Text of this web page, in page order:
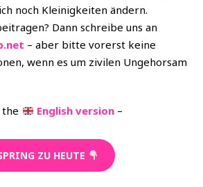
noch Kleinigkeiten ändern.
Dann schreibe uns an
– aber bitte vorerst keine
wenn es um zivilen Ungehorsam
the English version–
ZU HEUTE